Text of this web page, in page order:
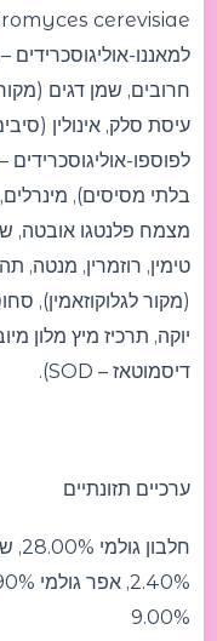
עיסת סלק, אינולין
בלתי מסיסים),
מצמח פלנטגו אובטה,
טימין, רוזמרין, מנטה,
(מקור לגלוקוזאמין),
יוקה, תרכיז מיץ מלון
דיסמוטאז – SOD).
ערכיים תזונתיים
9.00%